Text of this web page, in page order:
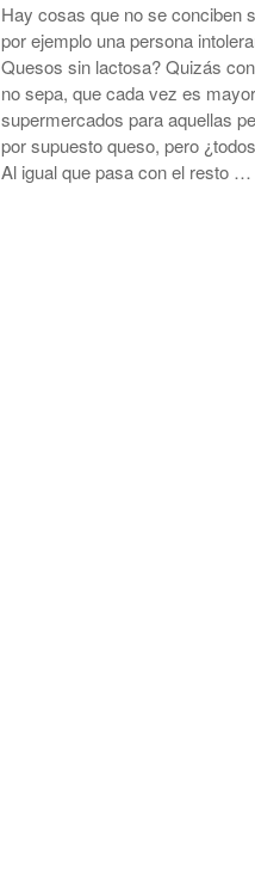
Hay cosas que no se conciben
por ejemplo una persona
Quesos sin lactosa? Quizás
no sepa, que cada vez es
supermercados para aquellas
por supuesto queso, pero
Al igual que pasa con el resto …